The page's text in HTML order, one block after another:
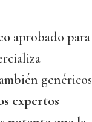
aprobado para
genéricos
expertos